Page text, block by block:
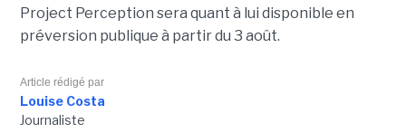
Project Perception sera quant à lui disponible en
préversion publique à partir du 3 août.
Article rédigé par
Louise Costa
Journaliste